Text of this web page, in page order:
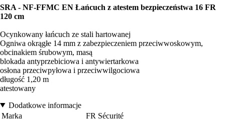
SRA - NF-FFMC EN Łańcuch z atestem bezpieczeństwa 16 FR
120 cm
Ocynkowany łańcuch ze stali hartowanej
Ogniwa okrągłe 14 mm z zabezpieczeniem przeciwwoskowym,
obcinakiem śrubowym, masą
blokada antyprzebiciowa i antywiertarkowa
osłona przeciwpyłowa i przeciwwilgociowa
długość 1,20 m
atestowany
Dodatkowe informacje
Marka
FR Sécurité